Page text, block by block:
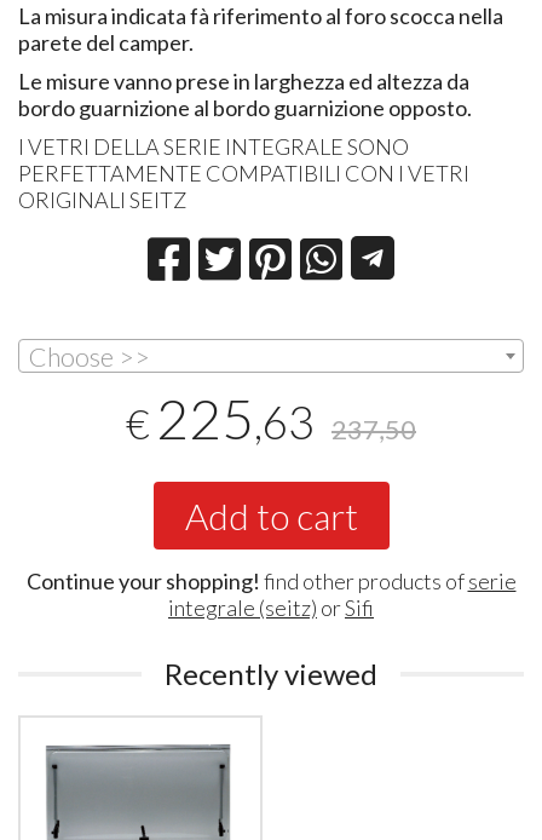
La misura indicata fà riferimento al foro scocca nella
parete del camper.
Le misure vanno prese in larghezza ed altezza da
bordo guarnizione al bordo guarnizione opposto.
I VETRI DELLA SERIE INTEGRALE SONO
PERFETTAMENTE COMPATIBILI CON I VETRI
ORIGINALI SEITZ
Choose >>
€ 225,63 237,50
Add to cart
Continue your shopping! find other products ofserie
integrale (seitz) orSifi
Recently viewed